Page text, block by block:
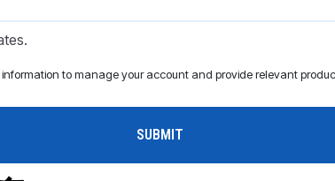
to manage your account and provide relevant